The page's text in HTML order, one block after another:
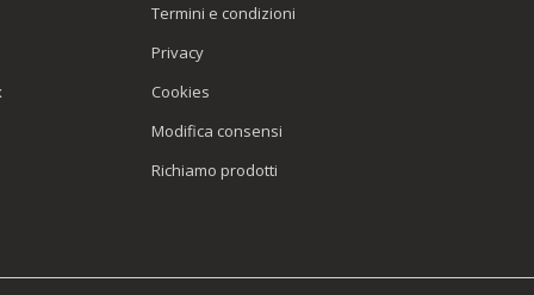
Termini e condizioni
Privacy
Cookies
Modifica consensi
Richiamo prodotti